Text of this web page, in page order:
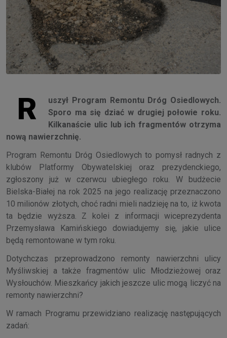
R
uszył Program Remontu Dróg Osiedlowych.
Sporo ma się dziać w drugiej połowie roku.
Kilkanaście ulic lub ich fragmentów otrzyma
nową nawierzchnię.
Program Remontu Dróg Osiedlowych to pomysł radnych z
klubów Platformy Obywatelskiej oraz prezydenckiego,
zgłoszony już w czerwcu ubiegłego roku. W budżecie
Bielska-Białej na rok 2025 na jego realizację przeznaczono
10 milionów złotych, choć radni mieli nadzieję na to, iż kwota
ta będzie wyższa. Z kolei z informacji wiceprezydenta
Przemysława Kamińskiego dowiadujemy się, jakie ulice
będą remontowane w tym roku.
Dotychczas przeprowadzono remonty nawierzchni ulicy
Myśliwskiej a także fragmentów ulic Młodzieżowej oraz
Wysłouchów. Mieszkańcy jakich jeszcze ulic mogą liczyć na
remonty nawierzchni?
W ramach Programu przewidziano realizację następujących
zadań: